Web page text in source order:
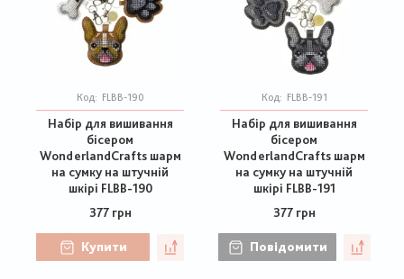
Код: FLBB-190
Набір для вишивання
бісером
WonderlandCrafts шарм
на сумку на штучній
шкірі FLBB-190
377 грн
Купити
Код: FLBB-191
Набір для вишивання
бісером
WonderlandCrafts шарм
на сумку на штучній
шкірі FLBB-191
377 грн
Повідомити